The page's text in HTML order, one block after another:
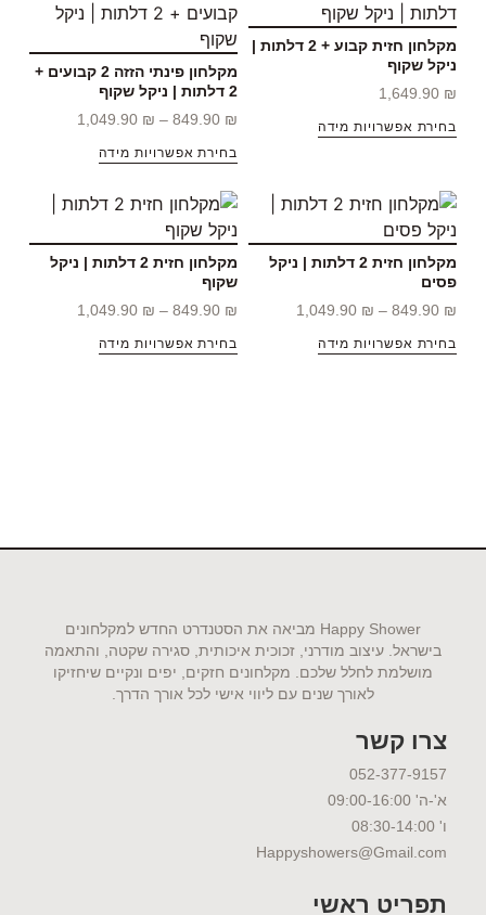
מקלחון חזית קבוע + 2 דלתות |
ניקל שקוף
1,649.90 ₪
בחירת אפשרויות מידה
מקלחון פינתי הזזה 2 קבועים +
2 דלתות | ניקל שקוף
849.90 ₪
–
1,049.90 ₪
בחירת אפשרויות מידה
מקלחון חזית 2 דלתות | ניקל
פסים
849.90 ₪
–
1,049.90 ₪
בחירת אפשרויות מידה
מקלחון חזית 2 דלתות | ניקל
שקוף
849.90 ₪
–
1,049.90 ₪
בחירת אפשרויות מידה
Happy Shower מביאה את הסטנדרט החדש למקלחונים
בישראל. עיצוב מודרני, זכוכית איכותית, סגירה שקטה, והתאמה
מושלמת לחלל שלכם. מקלחונים חזקים, יפים ונקיים שיחזיקו
לאורך שנים עם ליווי אישי לכל אורך הדרך.​
צרו קשר
052-377-9157
א'-ה' 09:00-16:00
ו' 08:30-14:00
Happyshowers@Gmail.com
תפריט ראשי